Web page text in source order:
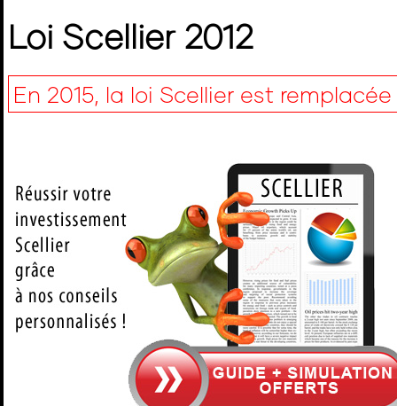
Loi Scellier 2012
En 2015, la loi Scellier est